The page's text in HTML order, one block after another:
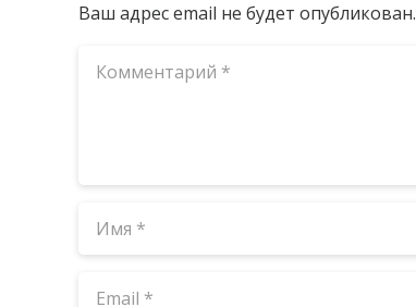
Ваш адрес email не будет опубликован.